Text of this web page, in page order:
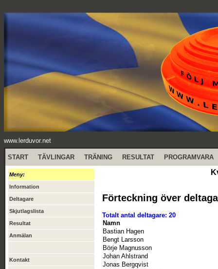
www.lerduvor.net
START TÄVLINGAR TRÄNING RESULTAT PROGRAMVARA
Meny:
Information
Deltagare
Skjutlagslista
Resultat
Anmälan
Kontakt
Förteckning över
Totalt antal deltagare: 20
Namn
Bastian Hagen
Bengt Larsson
Börje Magnusson
Johan Ahlstrand
Jonas Bergqvist